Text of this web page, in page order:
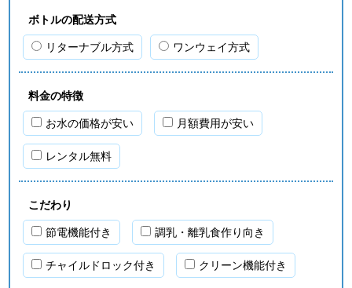
ボトルの配送方式
リターナブル方式 ワンウェイ方式
料金の特徴
お水の価格が安い 月額費用が安い
レンタル無料
こだわり
節電機能付き 調乳・離乳食作り向き
チャイルドロック付き クリーン機能付き